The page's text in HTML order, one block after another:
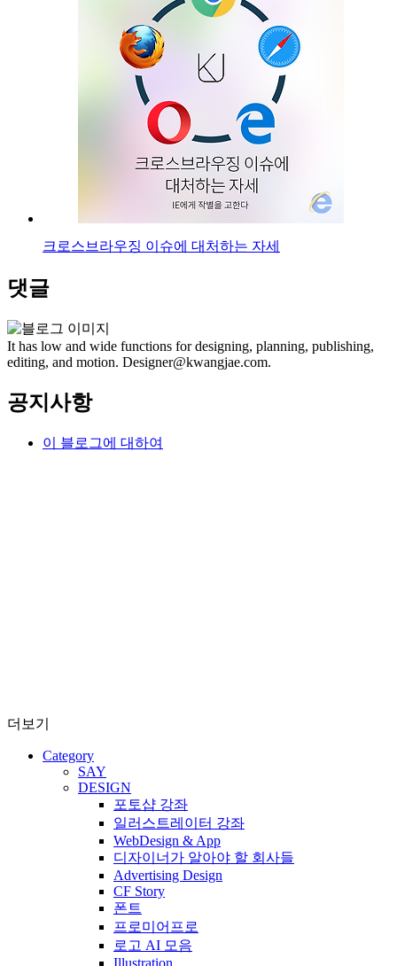
크로스브라우징 이슈에 대처하는 자세
댓글
It has low and wide functions for designing, planning, publishing,
editing, and motion. Designer@kwangjae.com.
공지사항
이 블로그에 대하여
더보기
Category
SAY
DESIGN
포토샵 강좌
일러스트레이터 강좌
WebDesign & App
디자이너가 알아야 할 회사들
Advertising Design
CF Story
폰트
프로미어프로
로고 AI 모음
Illustration